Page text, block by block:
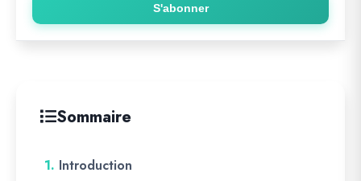
S'abonner
Sommaire
1. Introduction